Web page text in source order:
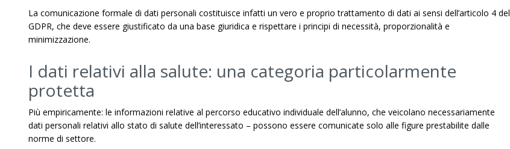
La comunicazione formale di dati personali costituisce infatti un vero e proprio trattamento di dati ai sensi dell’articolo 4 del
GDPR, che deve essere giustificato da una base giuridica e rispettare i principi di necessità, proporzionalità e
minimizzazione.
I dati relativi alla salute: una categoria particolarmente
protetta
Più empiricamente: le informazioni relative al percorso educativo individuale dell’alunno, che veicolano necessariamente
dati personali relativi allo stato di salute dell’interessato – possono essere comunicate solo alle figure prestabilite dalle
norme di settore.